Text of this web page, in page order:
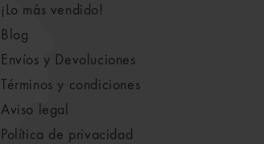
¡Lo más vendido!
Blog
Envíos y Devoluciones
Términos y condiciones
Aviso legal
Política de privacidad